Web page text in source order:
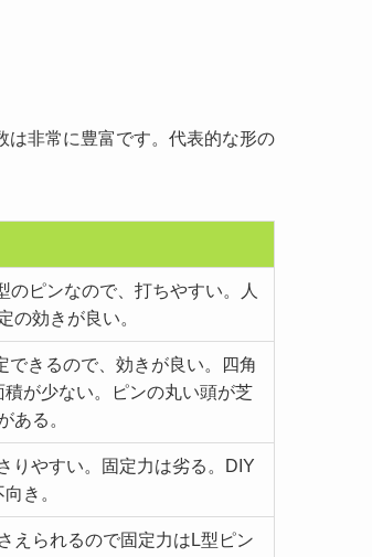
は非常に豊富です。代表的な形の
のピンなので、打ちやすい。人
の効きが良い。
できるので、効きが良い。四角
が少ない。ピンの丸い頭が芝
ある。
りやすい。固定力は劣る。DIY
き。
えられるので固定力はL型ピン